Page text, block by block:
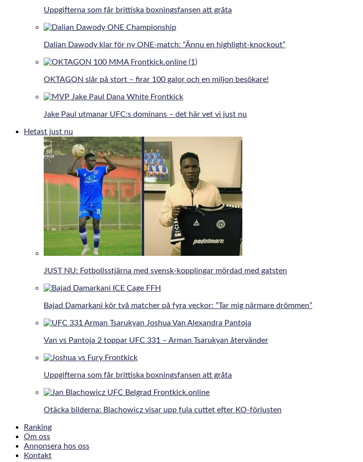
Uppgifterna som får brittiska boxningsfansen att gråta
Dalian Dawody klar för ny ONE-match: ”Ännu en highlight-knockout”
OKTAGON slår på stort – firar 100 galor och en miljon besökare!
Jake Paul utmanar UFC:s dominans – det här vet vi just nu
Hetast just nu
JUST NU: Fotbollsstjärna med svensk-kopplingar mördad med gatsten
Bajad Damarkani kör två matcher på fyra veckor: ”Tar mig närmare drömmen”
Van vs Pantoja 2 toppar UFC 331 – Arman Tsarukyan återvänder
Uppgifterna som får brittiska boxningsfansen att gråta
Otäcka bilderna: Blachowicz visar upp fula cuttet efter KO-förlusten
Ranking
Om oss
Annonsera hos oss
Kontakt